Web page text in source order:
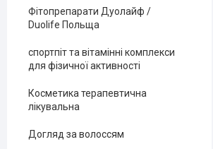
Фітопрепарати Дуолайф /
Duolife Польща
спортпіт та вітамінні комплекси
для фізичної активності
Косметика терапевтична
лікувальна
Догляд за волоссям